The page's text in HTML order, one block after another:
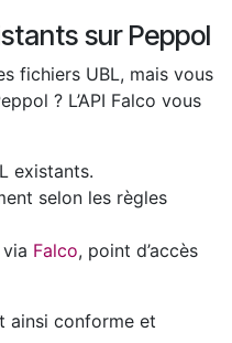
sur Peppol
fichiers UBL, mais vous
? L’API Falco vous
existants.
selon les règles
Falco, point d’accès
ainsi conforme et